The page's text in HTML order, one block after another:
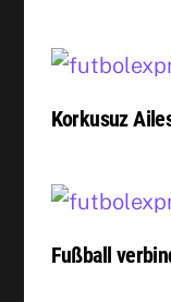
Korkusuz
Fußball